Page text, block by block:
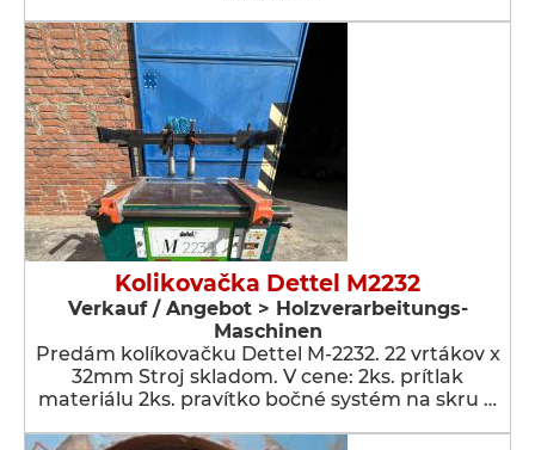
Kolikovačka Dettel M2232
Verkauf / Angebot > Holzverarbeitungs-
Maschinen
Predám kolíkovačku Dettel M-2232. 22 vrtákov x
32mm Stroj skladom. V cene: 2ks. prítlak
materiálu 2ks. pravítko bočné systém na skru …